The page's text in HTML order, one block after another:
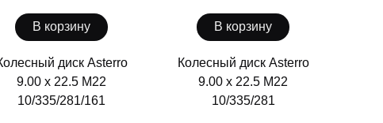
В корзину
диск Asterro
9.00 х 22.5 М22
10/335/281/161
В корзину
Колесный диск Asterro
9.00 х 22.5 М22
10/335/281